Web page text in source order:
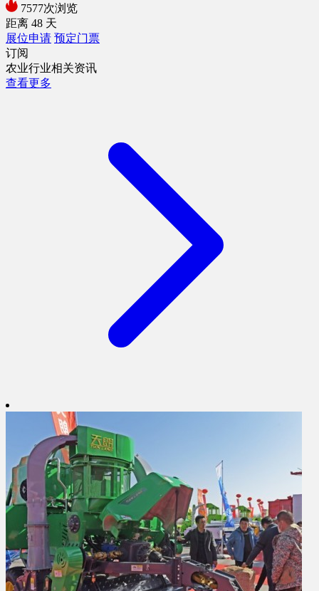
7577次浏览
距离 48 天
展位申请 预定门票
订阅
农业行业相关资讯
查看更多